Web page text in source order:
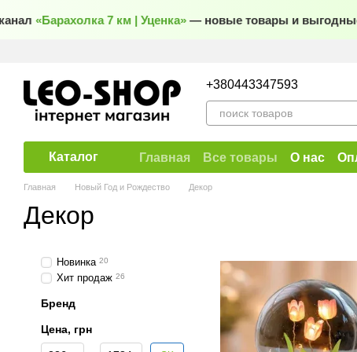
«Барахолка 7 км | Уценка»— новые товары и выгодные
+380443347593
Каталог Главная Все товары О нас
Договор публичной оферты
Главная Новый Год и Рождество Декор
Декор
Новинка 20
Хит продаж 26
Бренд
Цена, грн
От Цена, грн
До Цена, грн